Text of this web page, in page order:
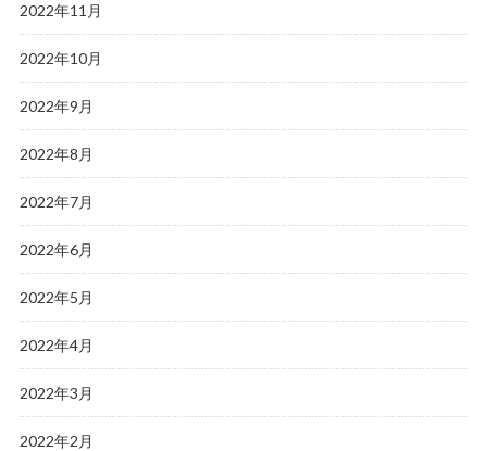
2022年11月
2022年10月
2022年9月
2022年8月
2022年7月
2022年6月
2022年5月
2022年4月
2022年3月
2022年2月